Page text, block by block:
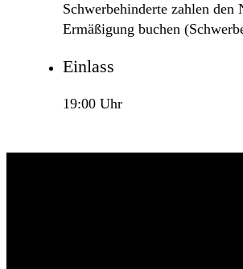
Schwerbehinderte zahlen
Ermäßigung buchen
Einlass
19:00 Uhr